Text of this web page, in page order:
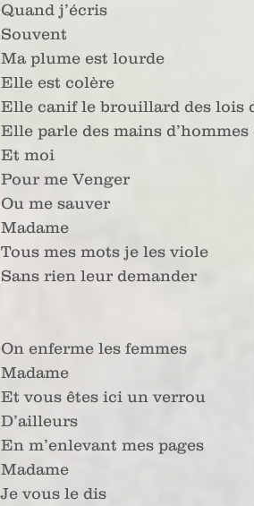
Quand j’écris
Souvent
Ma plume est lourde
Elle est colère
Elle canif le brouillard des lois
Elle parle des mains
Et moi
Pour me Venger
Ou me sauver
Madame
Tous mes mots je les viole
Sans rien leur demander
On enferme les femmes
Madame
Et vous êtes ici un verrou
D’ailleurs
En m’enlevant mes pages
Madame
Je vous le dis